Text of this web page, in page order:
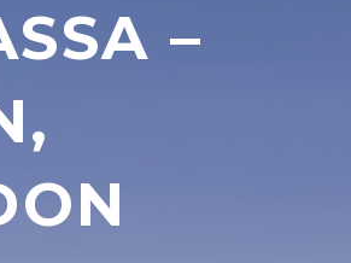
–